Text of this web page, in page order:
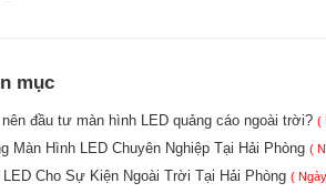
mục
nên đầu tư màn hình LED quảng cáo ngoài trời? (
Màn Hình LED Chuyên Nghiệp Tại Hải Phòng (
LED Cho Sự Kiện Ngoài Trời Tại Hải Phòng (